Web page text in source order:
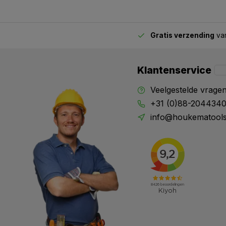
Arnold
Snel geleverd, Top
Geplaatst op 20/10/2024
Winter
Goede messen en snel geleverd
Geplaatst op 06/05/2024
Gratis verzending
Klantenservice
Veelgestelde vragen
+31 (0)88-2044340